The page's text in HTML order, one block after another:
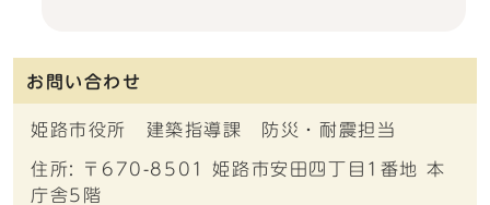
お問い合わせ
姫路市役所 建築指導課 防災・耐震担当
住所: 〒670-8501 姫路市安田四丁目1番地 本
庁舎5階